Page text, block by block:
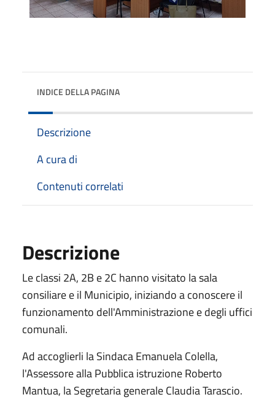
INDICE DELLA PAGINA
Descrizione
A cura di
Contenuti correlati
Descrizione
Le classi 2A, 2B e 2C hanno visitato la sala
consiliare e il Municipio, iniziando a conoscere il
funzionamento dell'Amministrazione e degli uffici
comunali.
Ad accoglierli la Sindaca Emanuela Colella,
l'Assessore alla Pubblica istruzione Roberto
Mantua, la Segretaria generale Claudia Tarascio.